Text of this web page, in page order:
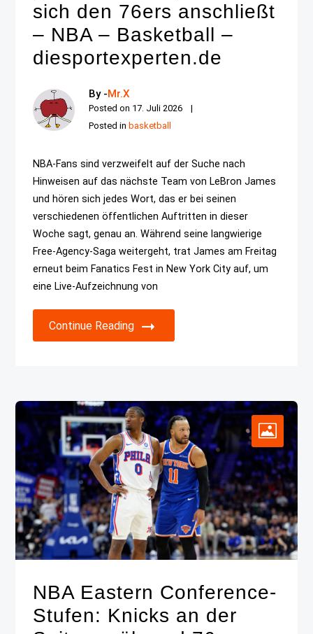
sich den 76ers anschließt
– NBA – Basketball –
diesportexperten.de
By -Mr.X
Posted on 17. Juli 2026
Posted in basketball
NBA-Fans sind verzweifelt auf der Suche nach
Hinweisen auf das nächste Team von LeBron James
und hören sich jedes Wort, das er bei seinen
verschiedenen öffentlichen Auftritten in dieser
Woche sagt, genau an. Während seine langwierige
Free-Agency-Saga weitergeht, trat James am Freitag
erneut beim Fanatics Fest in New York City auf, um
eine Live-Aufzeichnung von
Continue Reading
NBA Eastern Conference-
Stufen: Knicks an der